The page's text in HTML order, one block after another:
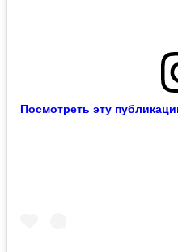
Посмотреть эту